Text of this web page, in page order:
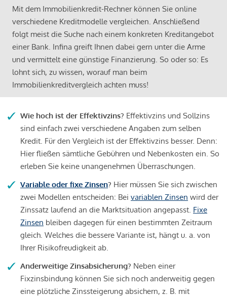
Mit dem Immobilienkredit-Rechner können Sie online
verschiedene Kreditmodelle vergleichen. Anschließend
folgt meist die Suche nach einem konkreten Kreditangebot
einer Bank. Infina greift Ihnen dabei gern unter die Arme
und vermittelt eine günstige Finanzierung. So oder so: Es
lohnt sich, zu wissen, worauf man beim
Immobilienkreditvergleich achten muss!
Wie hoch ist der Effektivzins? Effektivzins und Sollzins
sind einfach zwei verschiedene Angaben zum selben
Kredit. Für den Vergleich ist der Effektivzins besser. Denn:
Hier fließen sämtliche Gebühren und Nebenkosten ein. So
erleben Sie keine unangenehmen Überraschungen.
Variable oder fixe Zinsen? Hier müssen Sie sich zwischen
zwei Modellen entscheiden: Bei variablen Zinsen wird der
Zinssatz laufend an die Marktsituation angepasst. Fixe
Zinsen bleiben dagegen für einen bestimmten Zeitraum
gleich. Welches die bessere Variante ist, hängt u. a. von
Ihrer Risikofreudigkeit ab.
Anderweitige Zinsabsicherung? Neben einer
Fixzinsbindung können Sie sich noch anderweitig gegen
eine plötzliche Zinssteigerung absichern, z. B. mit